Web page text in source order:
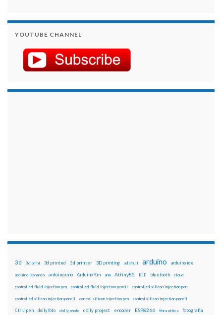
YOUTUBE CHANNEL
3d 3d print 3d printed 3d printer 3D printing adafruit arduino arduino ide
arduino leonardo arduino uno Arduino Yún arm Attiny85 BLE bluetooth cloud
controlled fluid injection pen controlled fluid injection pencil controlled silicon injection pen
controlled silicon injection pencil control silicon injection pen control silicon injection pencil
CtrlJ pen dolly foto dolly photo dolly project encoder ESP8266 fibra ottica fotografia